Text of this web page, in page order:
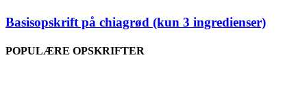
Basisopskrift på chiagrød (kun 3 ingredienser)
POPULÆRE OPSKRIFTER